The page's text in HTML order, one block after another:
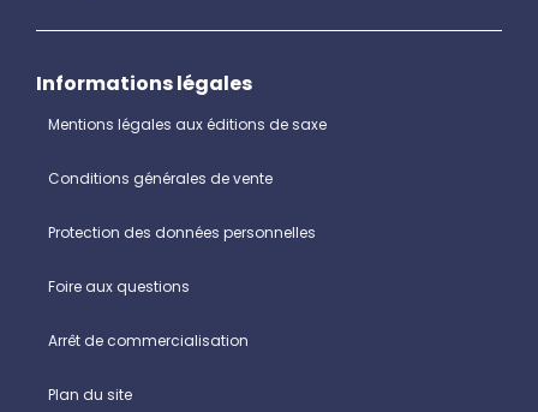
Informations légales
Mentions légales aux éditions de saxe
Conditions générales de vente
Protection des données personnelles
Foire aux questions
Arrêt de commercialisation
Plan du site